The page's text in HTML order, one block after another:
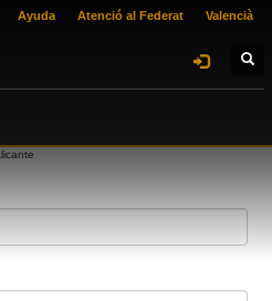
Ayuda Atenció al Federat Valencià